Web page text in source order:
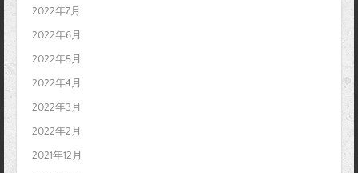
2022年7月
2022年6月
2022年5月
2022年4月
2022年3月
2022年2月
2021年12月